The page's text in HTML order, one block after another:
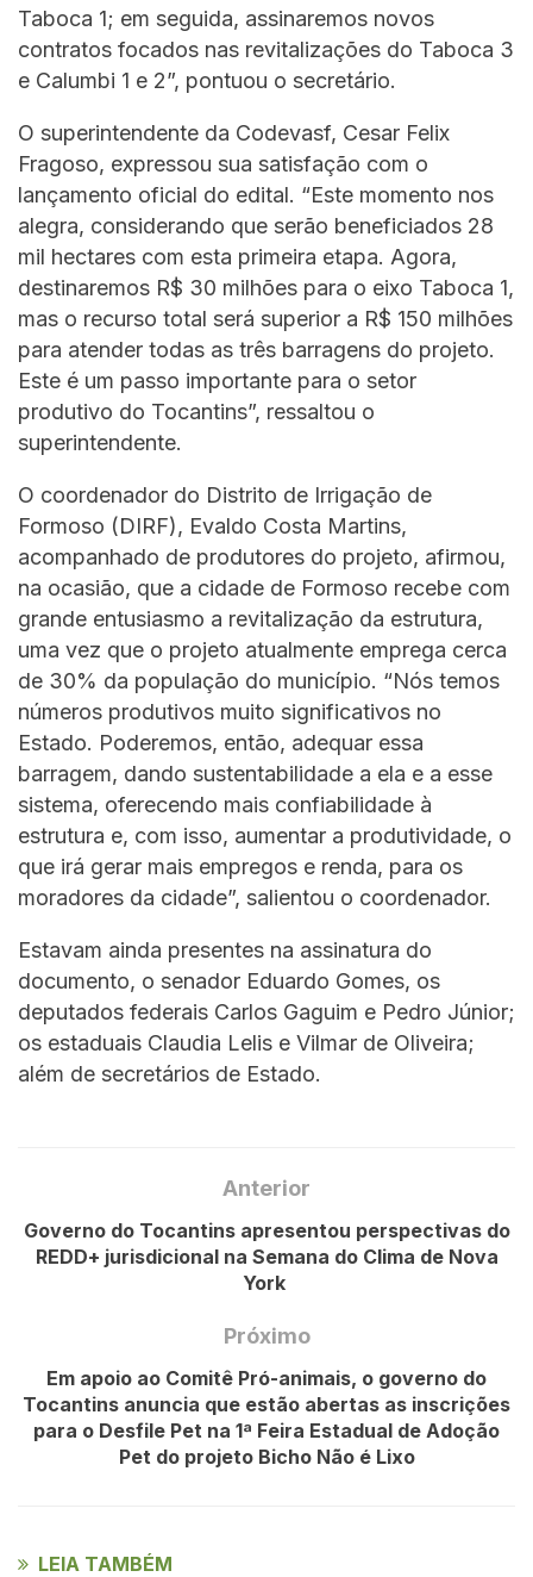
Taboca 1; em seguida, assinaremos novos
contratos focados nas revitalizações do Taboca 3
e Calumbi 1 e 2”, pontuou o secretário.
O superintendente da Codevasf, Cesar Felix
Fragoso, expressou sua satisfação com o
lançamento oficial do edital. “Este momento nos
alegra, considerando que serão beneficiados 28
mil hectares com esta primeira etapa. Agora,
destinaremos R$ 30 milhões para o eixo Taboca 1,
mas o recurso total será superior a R$ 150 milhões
para atender todas as três barragens do projeto.
Este é um passo importante para o setor
produtivo do Tocantins”, ressaltou o
superintendente.
O coordenador do Distrito de Irrigação de
Formoso (DIRF), Evaldo Costa Martins,
acompanhado de produtores do projeto, afirmou,
na ocasião, que a cidade de Formoso recebe com
grande entusiasmo a revitalização da estrutura,
uma vez que o projeto atualmente emprega cerca
de 30% da população do município. “Nós temos
números produtivos muito significativos no
Estado. Poderemos, então, adequar essa
barragem, dando sustentabilidade a ela e a esse
sistema, oferecendo mais confiabilidade à
estrutura e, com isso, aumentar a produtividade, o
que irá gerar mais empregos e renda, para os
moradores da cidade”, salientou o coordenador.
Estavam ainda presentes na assinatura do
documento, o senador Eduardo Gomes, os
deputados federais Carlos Gaguim e Pedro Júnior;
os estaduais Claudia Lelis e Vilmar de Oliveira;
além de secretários de Estado.
Anterior
Governo do Tocantins apresentou perspectivas do
REDD+ jurisdicional na Semana do Clima de Nova
York
Próximo
Em apoio ao Comitê Pró-animais, o governo do
Tocantins anuncia que estão abertas as inscrições
para o Desfile Pet na 1ª Feira Estadual de Adoção
Pet do projeto Bicho Não é Lixo
LEIA TAMBÉM